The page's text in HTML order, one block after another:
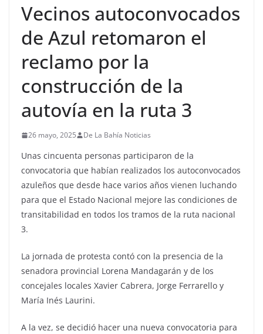
Vecinos autoconvocados
de Azul retomaron el
reclamo por la
construcción de la
autovía en la ruta 3
26 mayo, 2025 De La Bahía Noticias
Unas cincuenta personas participaron de la
convocatoria que habían realizados los autoconvocados
azuleños que desde hace varios años vienen luchando
para que el Estado Nacional mejore las condiciones de
transitabilidad en todos los tramos de la ruta nacional
3.
La jornada de protesta contó con la presencia de la
senadora provincial Lorena Mandagarán y de los
concejales locales Xavier Cabrera, Jorge Ferrarello y
María Inés Laurini.
A la vez, se decidió hacer una nueva convocatoria para